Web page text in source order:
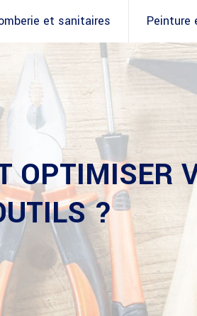
et sanitaires Peinture
?